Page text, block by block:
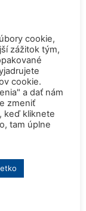
pozíciu medzi
pre
aj
cookie,
zážitok tým,
cookie.
a dať nám
zmeniť
keď kliknete
tam úplne